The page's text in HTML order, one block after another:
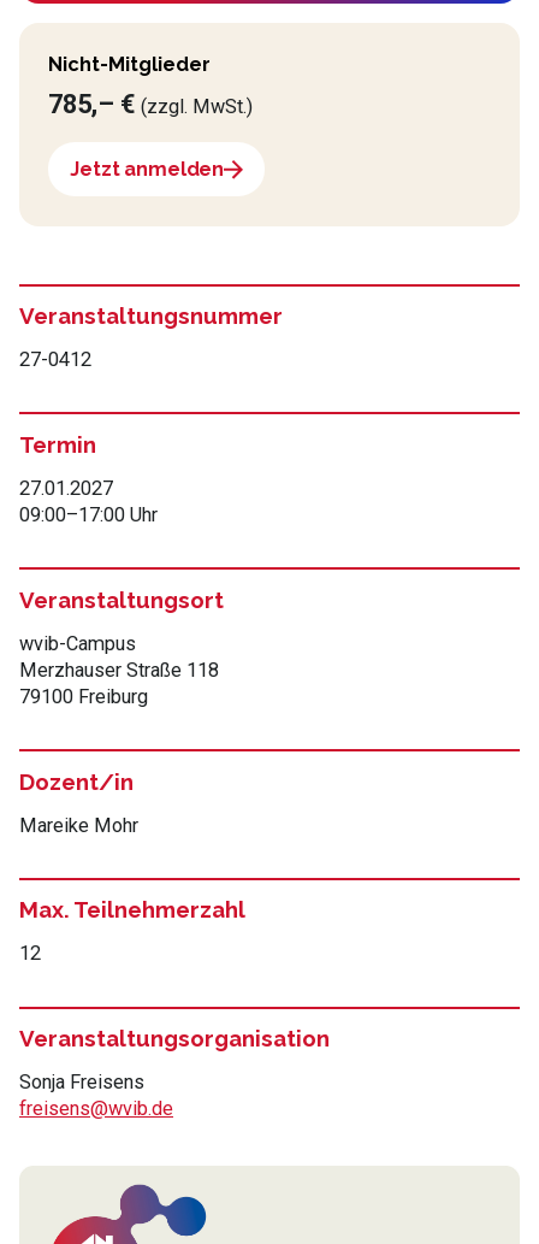
Nicht-Mitglieder
785,– €(zzgl. MwSt.)
Jetzt anmelden
Veranstaltungsnummer
27-0412
Termin
27.01.2027
09:00–17:00 Uhr
Veranstaltungsort
wvib-Campus
Merzhauser Straße 118
79100 Freiburg
Dozent/in
Mareike Mohr
Max. Teilnehmerzahl
12
Veranstaltungsorganisation
Sonja Freisens
freisens@wvib.de